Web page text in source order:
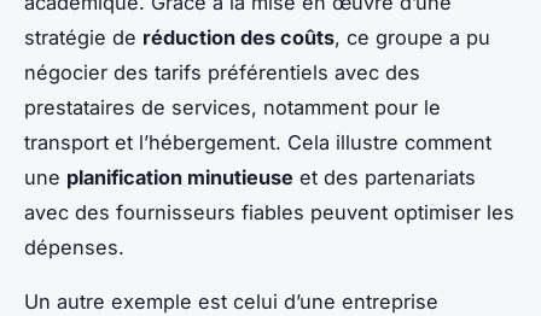
stratégie de réduction des coûts, ce groupe a pu
négocier des tarifs préférentiels avec des
prestataires de services, notamment pour le
transport et l’hébergement. Cela illustre comment
une planification minutieuse et des partenariats
avec des fournisseurs fiables peuvent optimiser les
dépenses.
Un autre exemple est celui d’une entreprise